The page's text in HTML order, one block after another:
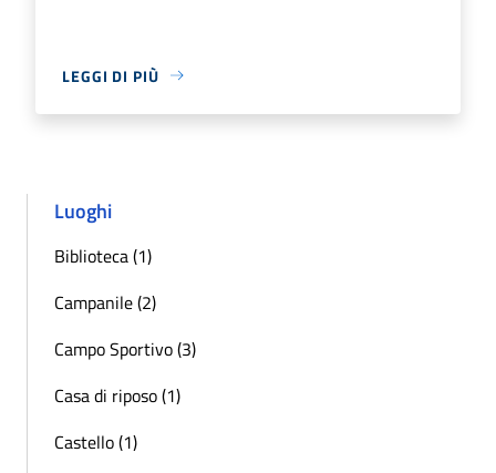
LEGGI DI PIÙ
Luoghi
Biblioteca (1)
Campanile (2)
Campo Sportivo (3)
Casa di riposo (1)
Castello (1)